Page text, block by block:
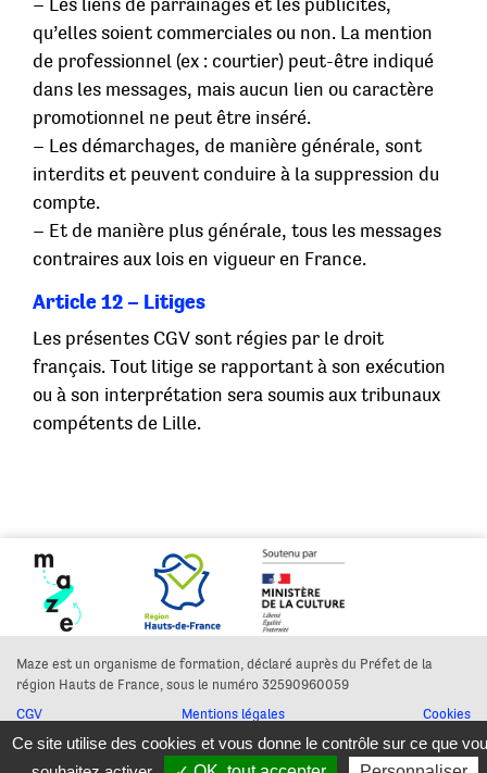
qu’elles soient commerciales ou non. La mention
de professionnel (ex : courtier) peut-être indiqué
dans les messages, mais aucun lien ou caractère
promotionnel ne peut être inséré.
– Les démarchages, de manière générale, sont
interdits et peuvent conduire à la suppression du
compte.
– Et de manière plus générale, tous les messages
contraires aux lois en vigueur en France.
Article 12 – Litiges
Les présentes CGV sont régies par le droit
français. Tout litige se rapportant à son exécution
ou à son interprétation sera soumis aux tribunaux
compétents de Lille.
Maze est un organisme de formation, déclaré auprès du Préfet de la
région Hauts de France, sous le numéro 32590960059
CGV
Mentions légales
Cookies
© maze - 2026
conception graphique : Léonie Young -cosmonaute.eu
Ce site utilise des cookies et vous donne le contrôle sur ce que